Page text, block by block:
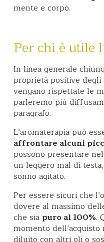
mente e corpo.
Per chi è utile
In linea generale
proprietà positive degli
vengano rispettate le
parleremo più
paragrafo.
L’aromaterapia può
affrontare alcuni
possono presentare
un leggero mal di
sonno agitato.
Per essere sicuri che
dovere al massimo
che sia puro al 100%.
momento